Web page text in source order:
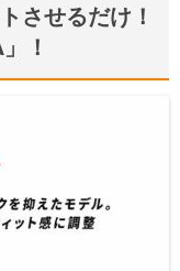
させるだけ！
！